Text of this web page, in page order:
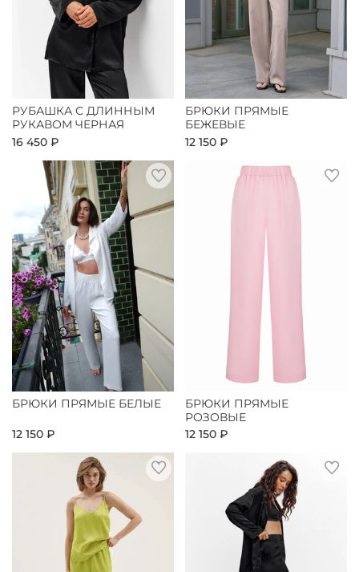
РУБАШКА С ДЛИННЫМ
РУКАВОМ ЧЕРНАЯ
16 450 ₽
БРЮКИ ПРЯМЫЕ
БЕЖЕВЫЕ
12 150 ₽
БРЮКИ ПРЯМЫЕ БЕЛЫЕ
12 150 ₽
БРЮКИ ПРЯМЫЕ
РОЗОВЫЕ
12 150 ₽